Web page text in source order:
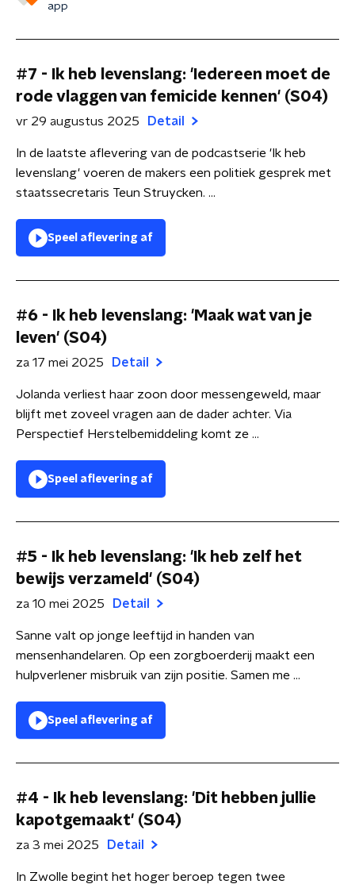
app
#7 - Ik heb levenslang: 'Iedereen moet de
rode vlaggen van femicide kennen' (S04)
vr 29 augustus 2025 Detail
In de laatste aflevering van de podcastserie 'Ik heb
levenslang' voeren de makers een politiek gesprek met
staatssecretaris Teun Struycken. ...
Speel aflevering af
#6 - Ik heb levenslang: 'Maak wat van je
leven' (S04)
za 17 mei 2025 Detail
Jolanda verliest haar zoon door messengeweld, maar
blijft met zoveel vragen aan de dader achter. Via
Perspectief Herstelbemiddeling komt ze ...
Speel aflevering af
#5 - Ik heb levenslang: 'Ik heb zelf het
bewijs verzameld' (S04)
za 10 mei 2025 Detail
Sanne valt op jonge leeftijd in handen van
mensenhandelaren. Op een zorgboerderij maakt een
hulpverlener misbruik van zijn positie. Samen me ...
Speel aflevering af
#4 - Ik heb levenslang: 'Dit hebben jullie
kapotgemaakt' (S04)
za 3 mei 2025 Detail
In Zwolle begint het hoger beroep tegen twee